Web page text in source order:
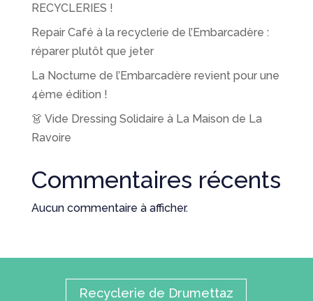
RECYCLERIES !
Repair Café à la recyclerie de l’Embarcadère :
réparer plutôt que jeter
La Nocturne de l’Embarcadère revient pour une
4ème édition !
👗 Vide Dressing Solidaire à La Maison de La
Ravoire
Commentaires récents
Aucun commentaire à afficher.
Recyclerie de Drumettaz